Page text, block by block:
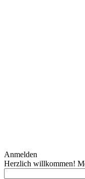
Anmelden
Herzlich willkommen!